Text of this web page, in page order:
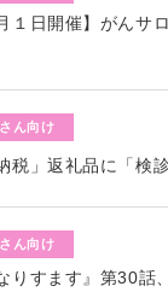
１日開催】がんサ
ん向け
税」返礼品に「検
ん向け
りすます』第30話